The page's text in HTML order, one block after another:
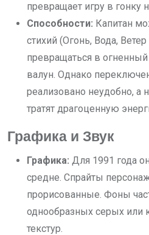
превращает игру в гонку
Способности: Капитан
стихий (Огонь, Вода,
превращаться в
валун. Однако
реализовано неудобно, а
тратят драгоценную
Графика и Звук
Графика: Для 1991 года
средне. Спрайты
прорисованные. Фоны
однообразных серых или
текстур.